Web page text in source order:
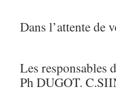
Dans l’attente de
Les responsables
Ph DUGOT.